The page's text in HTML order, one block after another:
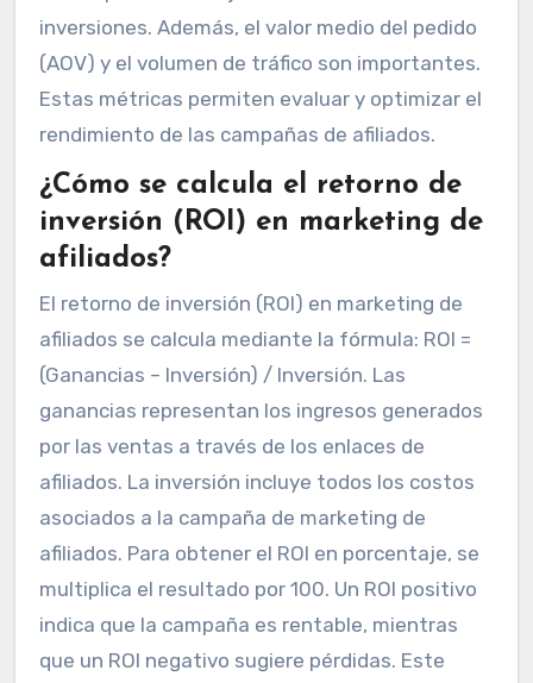
inversiones. Además, el valor medio del pedido
(AOV) y el volumen de tráfico son importantes.
Estas métricas permiten evaluar y optimizar el
rendimiento de las campañas de afiliados.
¿Cómo se calcula el retorno de
inversión (ROI) en marketing de
afiliados?
El retorno de inversión (ROI) en marketing de
afiliados se calcula mediante la fórmula: ROI =
(Ganancias – Inversión) / Inversión. Las
ganancias representan los ingresos generados
por las ventas a través de los enlaces de
afiliados. La inversión incluye todos los costos
asociados a la campaña de marketing de
afiliados. Para obtener el ROI en porcentaje, se
multiplica el resultado por 100. Un ROI positivo
indica que la campaña es rentable, mientras
que un ROI negativo sugiere pérdidas. Este